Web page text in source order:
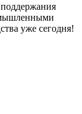
уже сегодня!